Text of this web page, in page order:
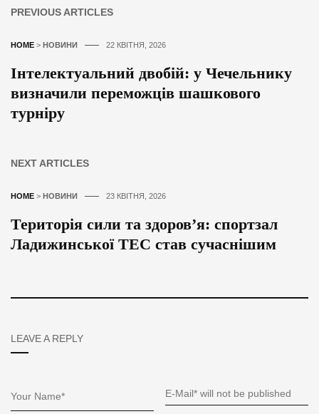
PREVIOUS ARTICLES
HOME > НОВИНИ 22 КВІТНЯ, 2026
Інтелектуальний двобій: у Чечельнику
визначили переможців шашкового
турніру
NEXT ARTICLES
HOME > НОВИНИ 23 КВІТНЯ, 2026
Територія сили та здоров’я: спортзал
Ладижинської ТЕС став сучаснішим
LEAVE A REPLY